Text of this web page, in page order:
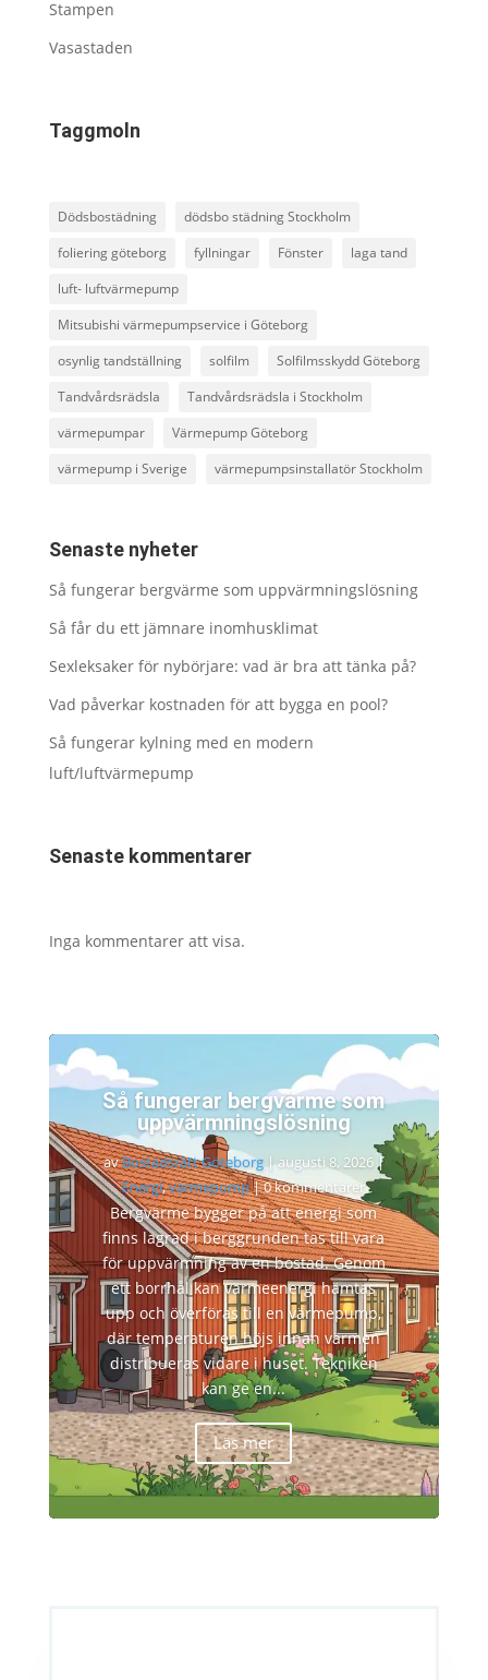
Stampen
Vasastaden
Taggmoln
Dödsbostädning
dödsbo städning Stockholm
foliering göteborg
fyllningar Fönster
laga tand
luft- luftvärmepump
Mitsubishi värmepumpservice i Göteborg
osynlig tandställning
solfilm
Solfilmsskydd Göteborg
Tandvårdsrädsla
Tandvårdsrädsla i Stockholm
värmepumpar
Värmepump Göteborg
värmepump i Sverige
värmepumpsinstallatör Stockholm
Senaste nyheter
Så fungerar bergvärme som uppvärmningslösning
Så får du ett jämnare inomhusklimat
Sexleksaker för nybörjare: vad är bra att tänka på?
Vad påverkar kostnaden för att bygga en pool?
Så fungerar kylning med en modern
luft/luftvärmepump
Senaste kommentarer
Inga kommentarer att visa.
Så fungerar bergvärme som
uppvärmningslösning
avBostadsrätt Göteborg|augusti 8, 2026|
Energi,värmepump| 0 kommentarer
Bergvärme bygger på att energi som
finns lagrad i berggrunden tas till vara
för uppvärmning av en bostad. Genom
ett borrhål kan värmeenergi hämtas
upp och överföras till en värmepump,
där temperaturen höjs innan värmen
distribueras vidare i huset. Tekniken
kan ge en...
Läs mer